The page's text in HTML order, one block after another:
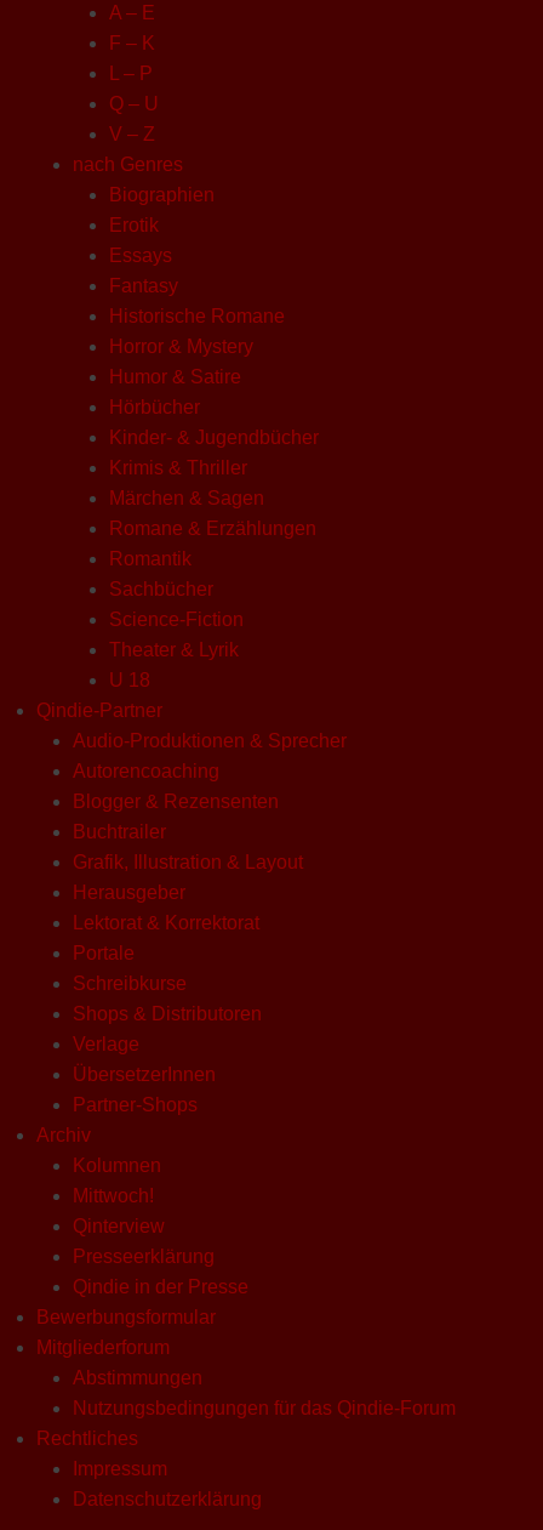
A – E
F – K
L – P
Q – U
V – Z
nach Genres
Biographien
Erotik
Essays
Fantasy
Historische Romane
Horror & Mystery
Humor & Satire
Hörbücher
Kinder- & Jugendbücher
Krimis & Thriller
Märchen & Sagen
Romane & Erzählungen
Romantik
Sachbücher
Science-Fiction
Theater & Lyrik
U 18
Qindie-Partner
Audio-Produktionen & Sprecher
Autorencoaching
Blogger & Rezensenten
Buchtrailer
Grafik, Illustration & Layout
Herausgeber
Lektorat & Korrektorat
Portale
Schreibkurse
Shops & Distributoren
Verlage
ÜbersetzerInnen
Partner-Shops
Archiv
Kolumnen
Mittwoch!
Qinterview
Presseerklärung
Qindie in der Presse
Bewerbungsformular
Mitgliederforum
Abstimmungen
Nutzungsbedingungen für das Qindie-Forum
Rechtliches
Impressum
Datenschutzerklärung